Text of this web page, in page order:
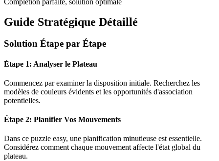
Guide Stratégique Détaillé
Solution Étape par Étape
Étape 1: Analyser le Plateau
Commencez par examiner la disposition initiale. Recherchez les
modèles de couleurs évidents et les opportunités d'association
potentielles.
Étape 2: Planifier Vos Mouvements
Dans ce puzzle easy, une planification minutieuse est essentielle.
Considérez comment chaque mouvement affecte l'état global du
plateau.